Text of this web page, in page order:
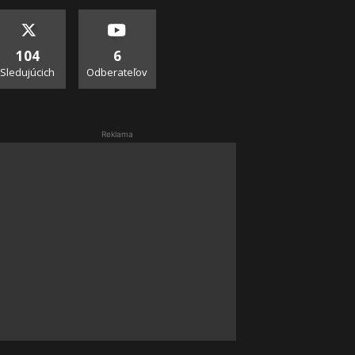
104
Sledujúcich
6
Odberateľov
Reklama